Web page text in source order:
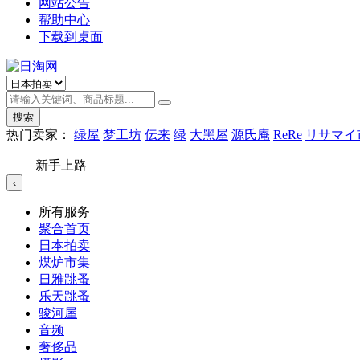
网站公告
帮助中心
下载到桌面
搜索
热门卖家： 绿屋 梦工坊 伝来 绿 大黑屋 源氏庵 ReRe リサマ
新手上路
‹
所有服务
聚合首页
日本拍卖
煤炉市集
日雅跳蚤
乐天跳蚤
骏河屋
音频
奢侈品